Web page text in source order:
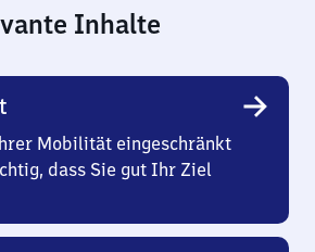
Inhalte
Mobilität eingeschränkt
dass Sie gut Ihr Ziel